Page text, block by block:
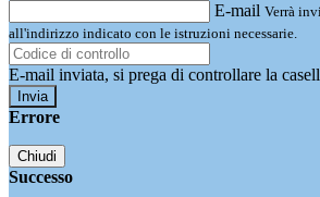
E-mail Verrà
all'indirizzo indicato con le istruzioni necessarie.
E-mail inviata, si prega di controllare la
Errore
Chiudi
Successo